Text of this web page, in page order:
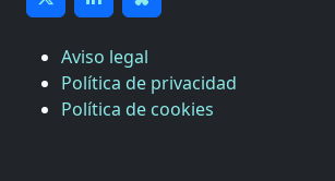
Aviso legal
Política de privacidad
Política de cookies